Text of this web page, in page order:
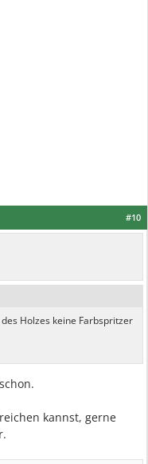
#10
Holzes keine Farbspritzer
kannst, gerne